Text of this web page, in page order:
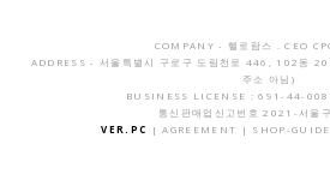
COMPANY - 헬로람스 . CEO
ADDRESS - 서울특별시 구로구 도림천로 446, 102동
주소 아님)
BUSINESS LICENSE : 691-44-
통신판매업신고번호 2021-서울
VER.PC
|AGREEMENT | SHOP-GUIDE